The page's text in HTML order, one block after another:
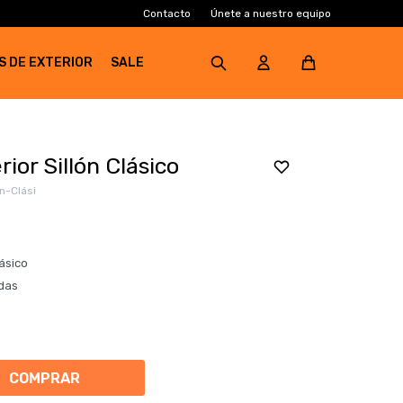
DE EXTERIOR SALE
Contacto Únete a nuestro equipo
Sillón Clásico
Clási
COMPRAR